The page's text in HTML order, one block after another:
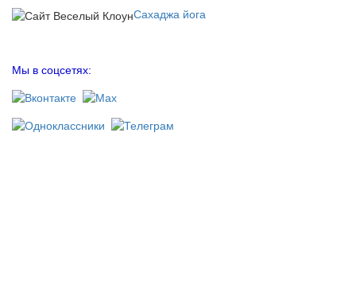
Сахаджа йога
Мы в соцсетях: